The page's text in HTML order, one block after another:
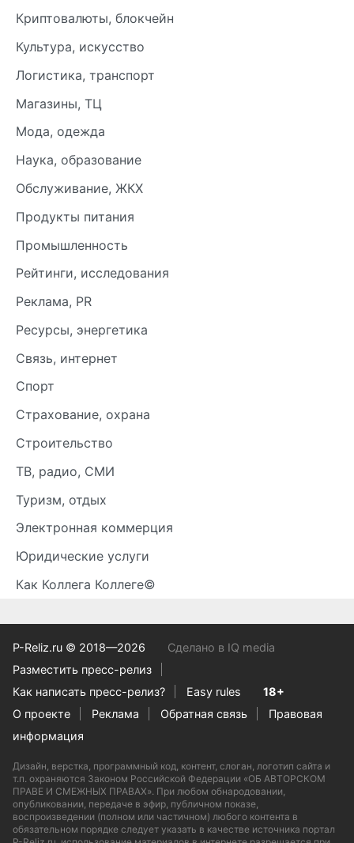
Криптовалюты, блокчейн
Культура, искусство
Логистика, транспорт
Магазины, ТЦ
Мода, одежда
Наука, образование
Обслуживание, ЖКХ
Продукты питания
Промышленность
Рейтинги, исследования
Реклама, PR
Ресурсы, энергетика
Связь, интернет
Спорт
Страхование, охрана
Строительство
ТВ, радио, СМИ
Туризм, отдых
Электронная коммерция
Юридические услуги
Как Коллега Коллеге©
P-Reliz.ru © 2018—2026
Сделано в IQ media
Разместить пресс-релиз
Как написать пресс-релиз?
Easy rules
18+
О проекте
Реклама Обратная связь
Правовая
информация
Дизайн, верстка, программный код, контент, слоган, логотип сайта и
т.п. охраняются Законом Российской Федерации «ОБ АВТОРСКОМ
ПРАВЕ И СМЕЖНЫХ ПРАВАХ». При любом обнародовании,
опубликовании, передаче в эфир, публичном показе,
воспроизведении (полном или частичном) любого контента в
обязательном порядке следует указать в качестве источника портал